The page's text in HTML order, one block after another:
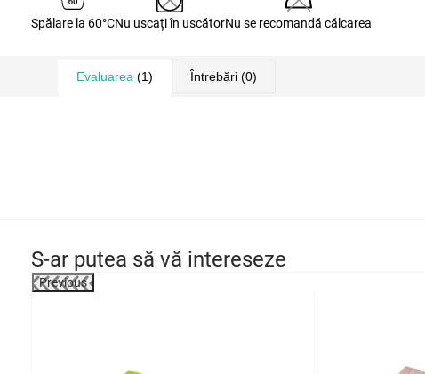
Spălare la 60°CNu uscați în uscătorNu se recomandă călcarea
Evaluarea (1) Întrebări (0)
S-ar putea să vă intereseze
Previous